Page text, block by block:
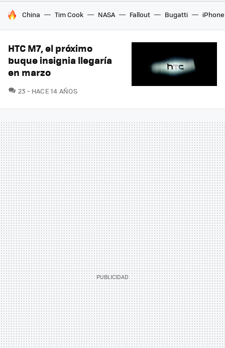
HOY SE HABLA DE
China Tim Cook NASA Fallout Bugatti iPhone
HTC M7, el próximo
buque insignia llegaría
en marzo
23 COMENTARIOS
HACE 14 AÑOS